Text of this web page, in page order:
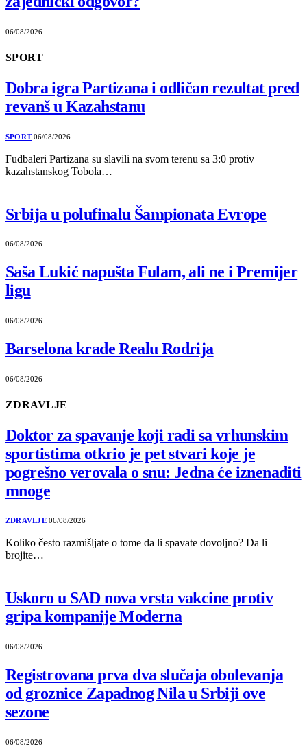
06/08/2026
SPORT
Dobra igra Partizana i odličan rezultat pred
revanš u Kazahstanu
SPORT 06/08/2026
Fudbaleri Partizana su slavili na svom terenu sa 3:0 protiv
kazahstanskog Tobola…
Srbija u polufinalu Šampionata Evrope
06/08/2026
Saša Lukić napušta Fulam, ali ne i Premijer
ligu
06/08/2026
Barselona krade Realu Rodrija
06/08/2026
ZDRAVLJE
Doktor za spavanje koji radi sa vrhunskim
sportistima otkrio je pet stvari koje je
pogrešno verovala o snu: Jedna će iznenaditi
mnoge
ZDRAVLJE 06/08/2026
Koliko često razmišljate o tome da li spavate dovoljno? Da li
brojite…
Uskoro u SAD nova vrsta vakcine protiv
gripa kompanije Moderna
06/08/2026
Registrovana prva dva slučaja obolevanja
od groznice Zapadnog Nila u Srbiji ove
sezone
06/08/2026